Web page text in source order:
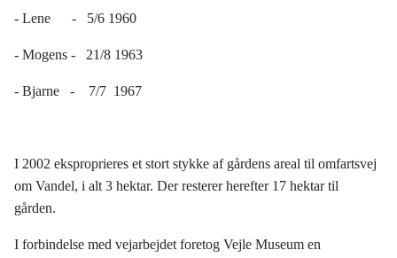
- Lene - 5/6 1960
- Mogens - 21/8 1963
- Bjarne - 7/7 1967
I 2002 eksproprieres et stort stykke af gårdens areal til omfartsvej
om Vandel, i alt 3 hektar. Der resterer herefter 17 hektar til
gården.
I forbindelse med vejarbejdet foretog Vejle Museum en